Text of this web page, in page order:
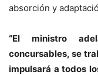
absorción y
“El ministro
concursables, se
impulsará a todos